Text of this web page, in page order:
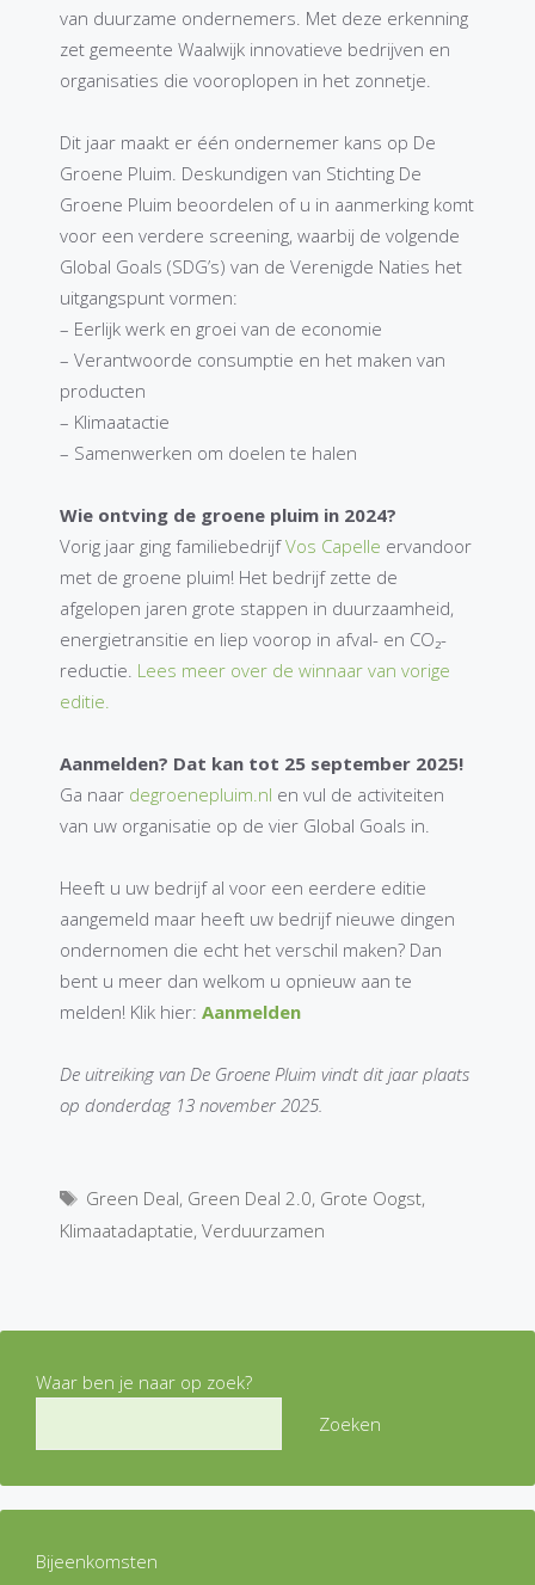
van duurzame ondernemers. Met deze erkenning
zet gemeente Waalwijk innovatieve bedrijven en
organisaties die vooroplopen in het zonnetje.
Dit jaar maakt er één ondernemer kans op De
Groene Pluim. Deskundigen van Stichting De
Groene Pluim beoordelen of u in aanmerking komt
voor een verdere screening, waarbij de volgende
Global Goals (SDG’s) van de Verenigde Naties het
uitgangspunt vormen:
– Eerlijk werk en groei van de economie
– Verantwoorde consumptie en het maken van
producten
– Klimaatactie
– Samenwerken om doelen te halen
Wie ontving de groene pluim in 2024?
Vorig jaar ging familiebedrijfVos Capelle ervandoor
met de groene pluim! Het bedrijf zette de
afgelopen jaren grote stappen in duurzaamheid,
energietransitie en liep voorop in afval- en CO₂-
reductie. Lees meer over de winnaar van vorige
editie.
Aanmelden? Dat kan tot 25 september 2025!
Ga naar degroenepluim.nl en vul de activiteiten
van uw organisatie op de vier Global Goals in.
Heeft u uw bedrijf al voor een eerdere editie
aangemeld maar heeft uw bedrijf nieuwe dingen
ondernomen die echt het verschil maken? Dan
bent u meer dan welkom u opnieuw aan te
melden! Klik hier: Aanmelden
De uitreiking van De Groene Pluim vindt dit jaar plaats
op donderdag 13 november 2025.
Tags
Green Deal, Green Deal 2.0, Grote Oogst,
Klimaatadaptatie, Verduurzamen
Waar ben je naar op zoek?
Zoeken
Bijeenkomsten